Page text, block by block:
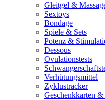
Gleitgel &
Sextoys
Bondage
Spiele & Sets
Potenz &
Dessous
Ovulationstests
Verhütungsmittel
Zyklustracker
Geschenkkarten